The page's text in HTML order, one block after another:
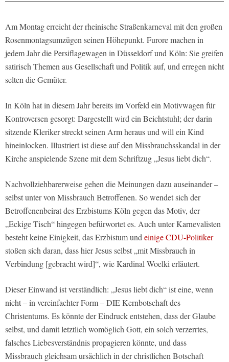
Am Montag erreicht der rheinische Straßenkarneval mit den großen
Rosenmontagsumzügen seinen Höhepunkt. Furore machen in
jedem Jahr die Persiflagewagen in Düsseldorf und Köln: Sie greifen
satirisch Themen aus Gesellschaft und Politik auf, und erregen nicht
selten die Gemüter.
In Köln hat in diesem Jahr bereits im Vorfeld ein Motivwagen für
Kontroversen gesorgt: Dargestellt wird ein Beichtstuhl; der darin
sitzende Kleriker streckt seinen Arm heraus und will ein Kind
hineinlocken. Illustriert ist diese auf den Missbrauchsskandal in der
Kirche anspielende Szene mit dem Schriftzug „Jesus liebt dich“.
Nachvollziehbarerweise gehen die Meinungen dazu auseinander –
selbst unter von Missbrauch Betroffenen. So wendet sich der
Betroffenenbeirat des Erzbistums Köln gegen das Motiv, der
„Eckige Tisch“ hingegen befürwortet es. Auch unter Karnevalisten
besteht keine Einigkeit, das Erzbistum undeinige CDU-Politiker
stoßen sich daran, dass hier Jesus selbst „mit Missbrauch in
Verbindung [gebracht wird]“, wie Kardinal Woelki erläutert.
Dieser Einwand ist verständlich: „Jesus liebt dich“ ist eine, wenn
nicht – in vereinfachter Form – DIE Kernbotschaft des
Christentums. Es könnte der Eindruck entstehen, dass der Glaube
selbst, und damit letztlich womöglich Gott, ein solch verzerrtes,
falsches Liebesverständnis propagieren könnte, und dass
Missbrauch gleichsam ursächlich in der christlichen Botschaft